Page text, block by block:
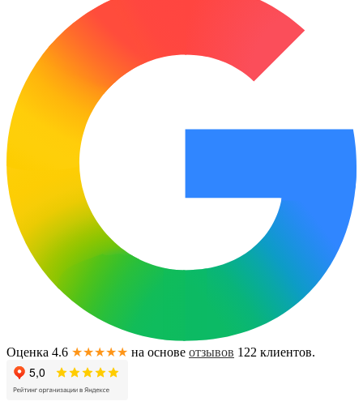
Оценка 4.6 ★★★★★ на основе отзывов 122 клиентов.